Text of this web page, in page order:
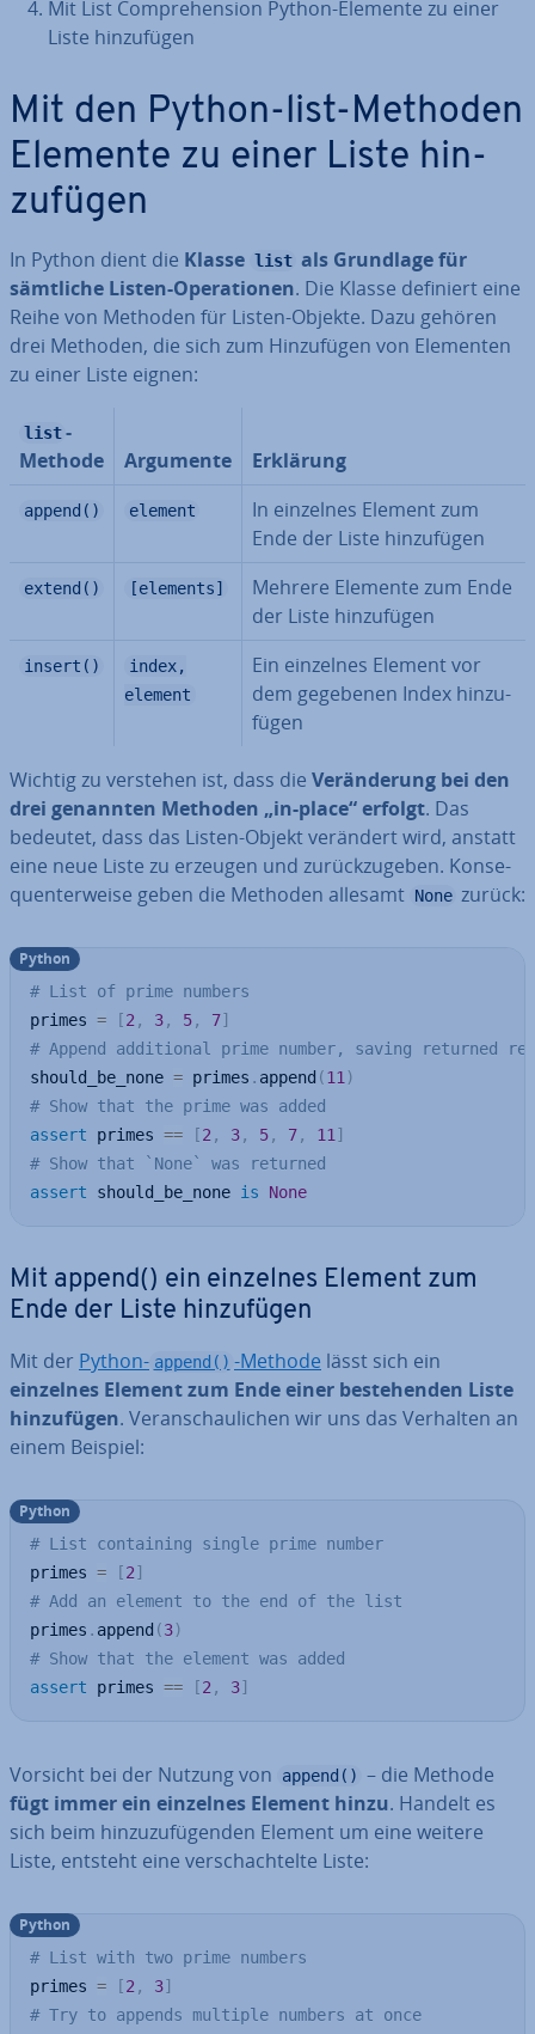
Mit List Com­pre­hen­si­on Python-Elemente zu einer
Liste hin­zu­fü­gen
Mit den Python-list-Methoden
Elemente zu einer Liste hin­
zu­fü­gen
In Python dient die Klasse list als Grundlage für
sämtliche Listen-Ope­ra­tio­nen. Die Klasse definiert eine
Reihe von Methoden für Listen-Objekte. Dazu gehören
drei Methoden, die sich zum Hin­zu­fü­gen von Elementen
zu einer Liste eignen:
list -
Methode
Argumente Erklärung
append() element
In einzelnes Element zum
Ende der Liste hin­zu­fü­gen
extend() [elements]
Mehrere Elemente zum Ende
der Liste hin­zu­fü­gen
insert()
index,
element
Ein einzelnes Element vor
dem gegebenen Index hin­zu­
fü­gen
Wichtig zu verstehen ist, dass die Ver­än­de­rung bei den
drei genannten Methoden „in-place“ erfolgt. Das
bedeutet, dass das Listen-Objekt verändert wird, anstatt
eine neue Liste zu erzeugen und zu­rück­zu­ge­ben. Kon­se­
quen­ter­wei­se geben die Methoden allesamt None zurück:
# List of prime numbers
primes = [2 , 3, 5, 7]
# Append additional prime number, saving returned
should_be_none = primes . append (11 )
# Show that the prime was added
assert primes == [2 , 3, 5, 7, 11 ]
# Show that `None` was returned
assert should_be_none is None
Python
Mit append() ein einzelnes Element zum
Ende der Liste hin­zu­fü­gen
Mit der Python- append() -Methode lässt sich ein
einzelnes Element zum Ende einer be­stehen­den Liste
hin­zu­fü­gen. Ver­an­schau­li­chen wir uns das Verhalten an
einem Beispiel:
# List containing single prime number
primes = [2]
# Add an element to the end of the list
primes . append (3)
# Show that the element was added
assert primes == [2 , 3]
Python
Vorsicht bei der Nutzung von append() – die Methode
fügt immer ein einzelnes Element hinzu. Handelt es
sich beim hin­zu­zu­fü­gen­den Element um eine weitere
Liste, entsteht eine ver­schach­tel­te Liste:
# List with two prime numbers
primes = [2 , 3]
# Try to appends multiple numbers at once
Python